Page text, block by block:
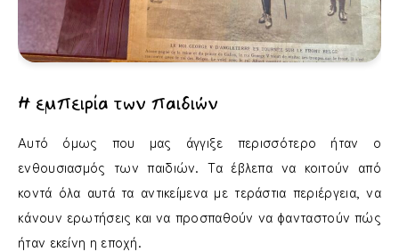
Η εμπειρία των παιδιών
Αυτό όμως που μας άγγιξε περισσότερο ήταν ο
ενθουσιασμός των παιδιών. Τα έβλεπα να κοιτούν από
κοντά όλα αυτά τα αντικείμενα με τεράστια περιέργεια, να
κάνουν ερωτήσεις και να προσπαθούν να φανταστούν πώς
ήταν εκείνη η εποχή.